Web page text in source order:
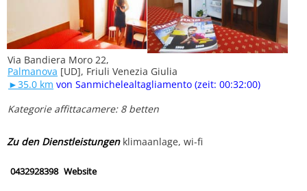
Via Bandiera Moro 22,
Palmanova [UD], Friuli Venezia Giulia
►35.0 km von Sanmichelealtagliamento (zeit: 00:32:00)
Kategorie affittacamere: 8 betten
Zu den Dienstleistungenklimaanlage, wi-fi
0432928398 Website